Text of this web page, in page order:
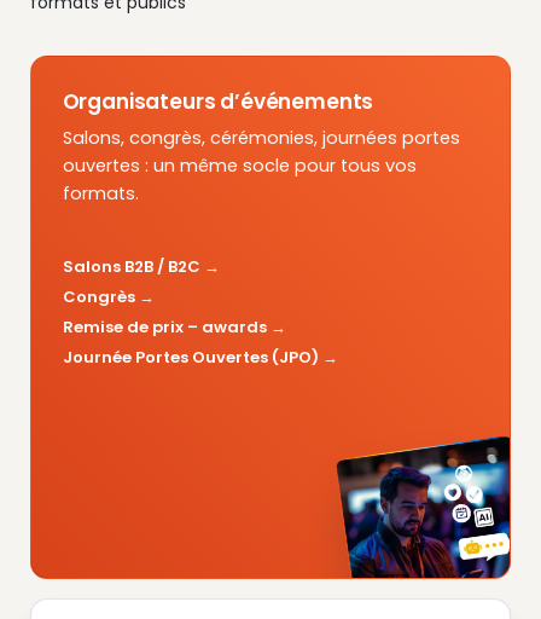
Organisateurs d’événements
Salons, congrès, cérémonies, journées portes
ouvertes : un même socle pour tous vos
formats.
Salons B2B / B2C
Congrès
Remise de prix – awards
Journée Portes Ouvertes (JPO)